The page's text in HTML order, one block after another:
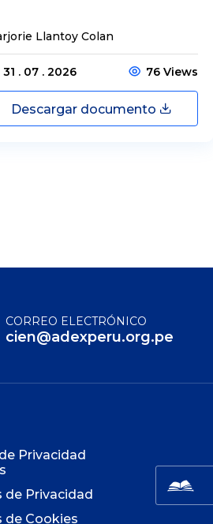
Llantoy Colan
31 . 07 . 2026 76 Views
Descargar documento
CORREO ELECTRÓNICO
cien@adexperu.org.pe
Privacidad
de Privacidad
de Cookies